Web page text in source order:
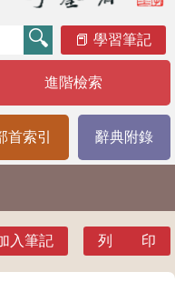
學習筆記
進階檢索
首索引 辭典附錄
入筆記 列 印